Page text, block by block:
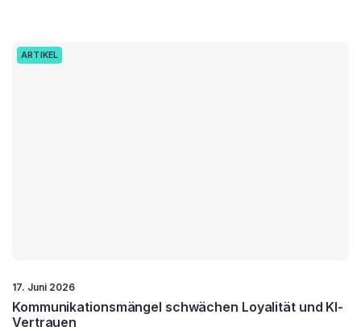
ARTIKEL
17. Juni 2026
Kommunikationsmängel schwächen Loyalität und KI-
Vertrauen